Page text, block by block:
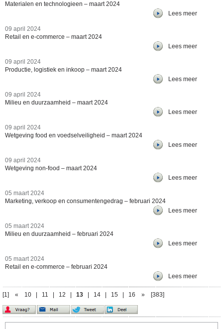
Materialen en technologieen – maart 2024
Lees meer
09 april 2024
Retail en e-commerce – maart 2024
Lees meer
09 april 2024
Productie, logistiek en inkoop – maart 2024
Lees meer
09 april 2024
Milieu en duurzaamheid – maart 2024
Lees meer
09 april 2024
Wetgeving food en voedselveiligheid – maart 2024
Lees meer
09 april 2024
Wetgeving non-food – maart 2024
Lees meer
05 maart 2024
Marketing, verkoop en consumentengedrag – februari 2024
Lees meer
05 maart 2024
Milieu en duurzaamheid – februari 2024
Lees meer
05 maart 2024
Retail en e-commerce – februari 2024
Lees meer
[1] « 10 11 12 13 14 15 16 » [383]